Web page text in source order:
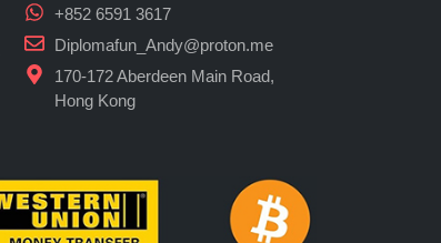
+852 6591 3617
Diplomafun_Andy@proton.me
170-172 Aberdeen Main Road,
Hong Kong